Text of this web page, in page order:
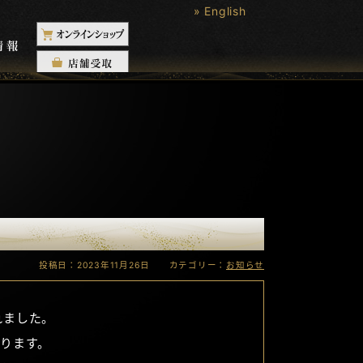
» English
投稿日：2023年11月26日 カテゴリー： お知らせ
した。
ます。